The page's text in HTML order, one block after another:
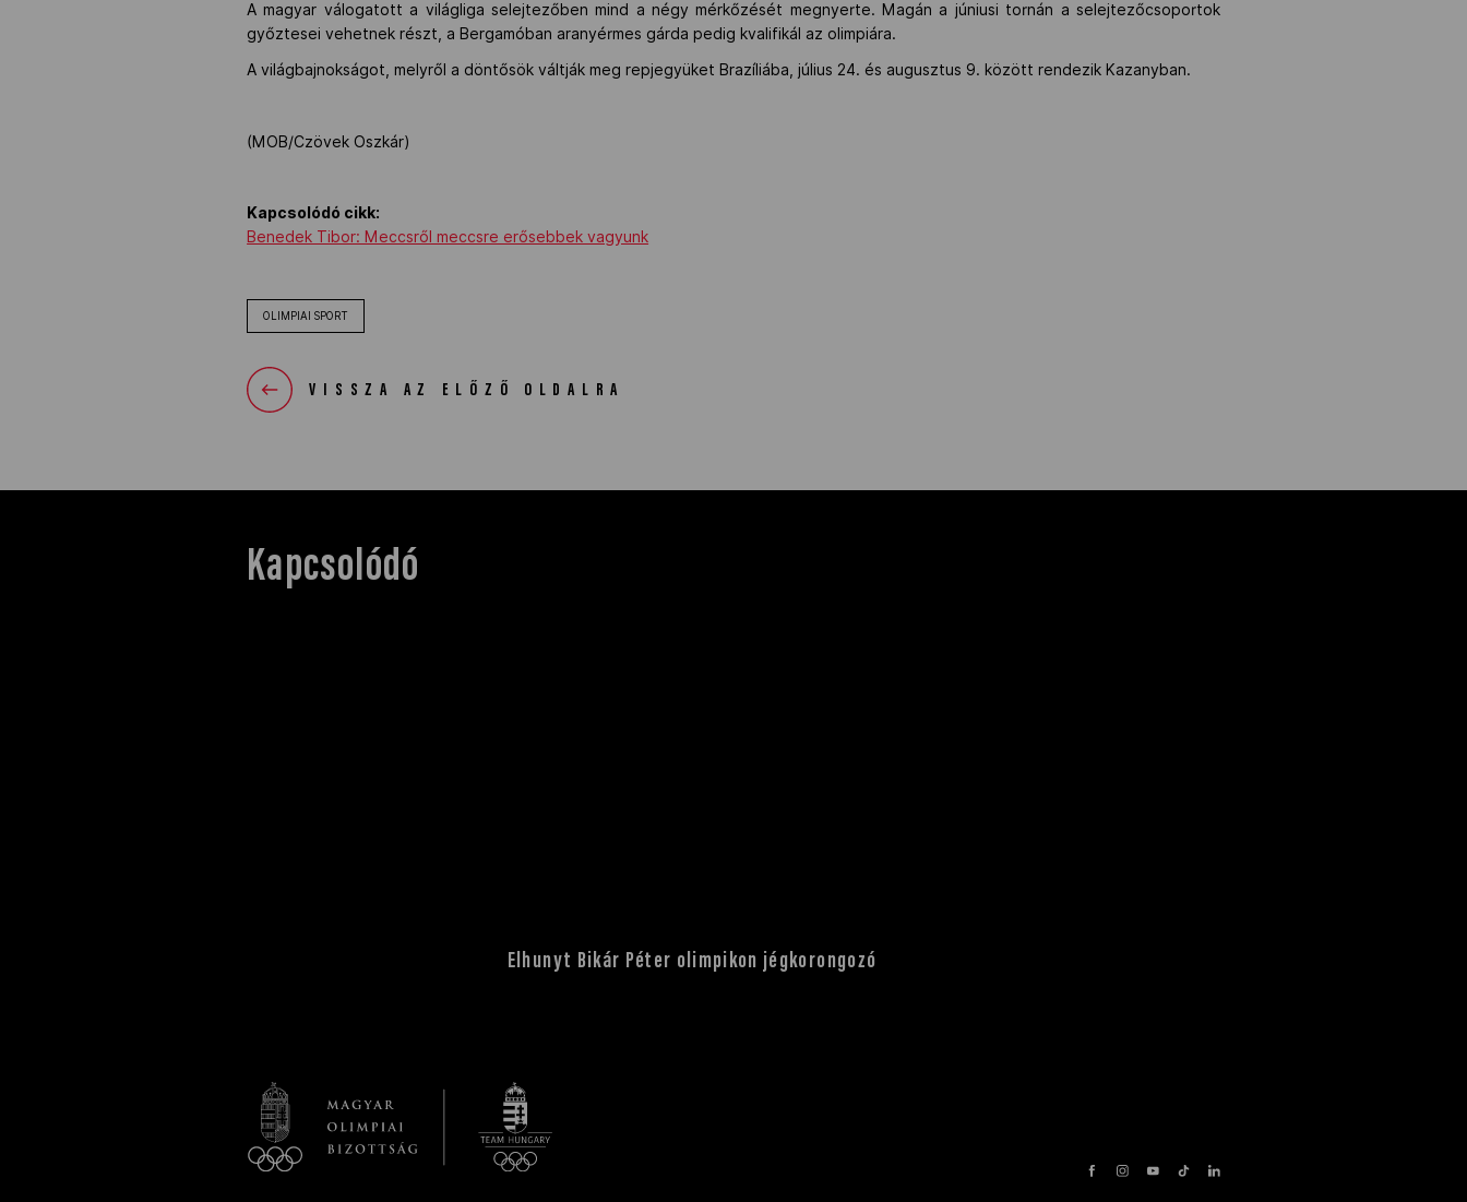
A magyar válogatott a világliga selejtezőben mind a négy mérkőzését megnyerte. Magán a júniusi tornán a selejtezőcsoportok
győztesei vehetnek részt, a Bergamóban aranyérmes gárda pedig kvalifikál az olimpiára.
A világbajnokságot, melyről a döntősök váltják meg repjegyüket Brazíliába, július 24. és augusztus 9. között rendezik Kazanyban.
(MOB/Czövek Oszkár)
Kapcsolódó cikk:
Benedek Tibor: Meccsről meccsre erősebbek vagyunk
OLIMPIAI SPORT
VISSZA AZ ELŐZŐ OLDALRA
Kapcsolódó
Elhunyt Bikár Péter olimpikon jégkorongozó